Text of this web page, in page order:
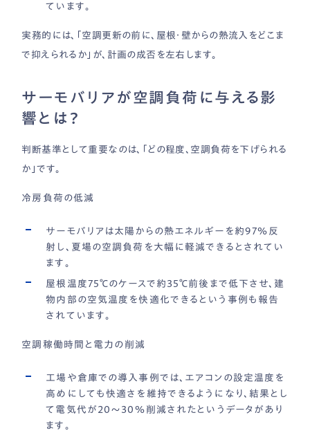
ています。
実務的には、「空調更新の前に、屋根・壁からの熱流入をどこま
で抑えられるか」が、計画の成否を左右します。
サーモバリアが空調負荷に与える影
響とは？
判断基準として重要なのは、「どの程度、空調負荷を下げられる
か」です。
冷房負荷の低減
サーモバリアは太陽からの熱エネルギーを約97％反
射し、夏場の空調負荷を大幅に軽減できるとされてい
ます。
屋根温度75℃のケースで約35℃前後まで低下させ、建
物内部の空気温度を快適化できるという事例も報告
されています。
空調稼働時間と電力の削減
工場や倉庫での導入事例では、エアコンの設定温度を
高めにしても快適さを維持できるようになり、結果とし
て電気代が20〜30％削減されたというデータがあり
ます。